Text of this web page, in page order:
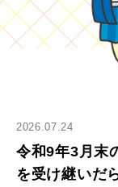
2026.07.24
令和9年3月末
を受け継いだ